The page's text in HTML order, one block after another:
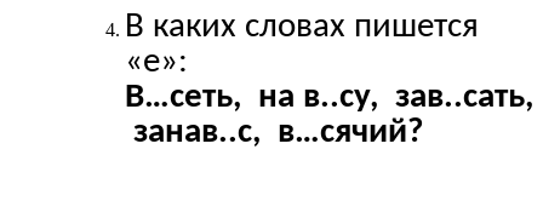
В каких словах пишется
«е»:
В…сеть, на в..су, зав..сать,
занав..с, в…сячий?